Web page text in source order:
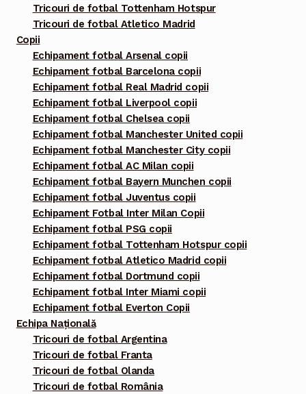
Tricouri de fotbal Tottenham Hotspur
Tricouri de fotbal Atletico Madrid
Copii
Echipament fotbal Arsenal copii
Echipament fotbal Barcelona copii
Echipament fotbal Real Madrid copii
Echipament fotbal Liverpool copii
Echipament fotbal Chelsea copii
Echipament fotbal Manchester United copii
Echipament fotbal Manchester City copii
Echipament fotbal AC Milan copii
Echipament fotbal Bayern Munchen copii
Echipament fotbal Juventus copii
Echipament Fotbal Inter Milan Copii
Echipament fotbal PSG copii
Echipament fotbal Tottenham Hotspur copii
Echipament fotbal Atletico Madrid copii
Echipament fotbal Dortmund copii
Echipament fotbal Inter Miami copii
Echipament fotbal Everton Copii
Echipa Națională
Tricouri de fotbal Argentina
Tricouri de fotbal Franta
Tricouri de fotbal Olanda
Tricouri de fotbal România